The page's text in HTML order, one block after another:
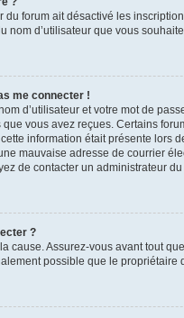
du forum ait désactivé les
nom d’utilisateur que vous
me connecter !
d’utilisateur et votre mot de
vous avez reçues. Certains
information était présente lors
mauvaise adresse de courrier
de contacter un administrateur du
?
cause. Assurez-vous avant tout
possible que le